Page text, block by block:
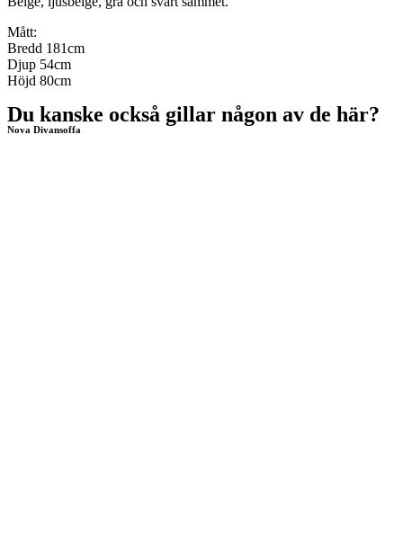
Mått:
Bredd 181cm
Djup 54cm
Höjd 80cm
Du kanske också gillar någon av de här?
Nova Divansoffa